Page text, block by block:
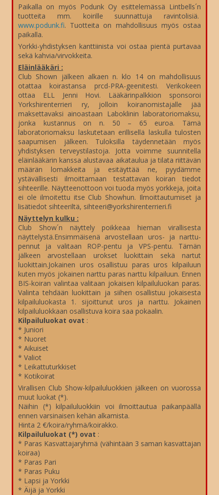
Paikalla on myös Podunk Oy esittelemässä Lintbells´n
tuotteita mm. koirille suunnattuja ravintolisiä.
www.podunk.fi. Tuotteita on mahdollisuus myös ostaa
paikalla.
Yorkki-yhdistyksen kanttiinista voi ostaa pientä purtavaa
sekä kahvia/virvokkeita.
Eläinlääkäri :
Club Shown jälkeen alkaen n. klo 14 on mahdollisuus
otattaa koirastansa prcd-PRA-geenitesti. Verikokeen
ottaa ELL Jenni Hovi. Lääkärinpalkkion sponsoroi
Yorkshirenterrieri ry, jolloin koiranomistajalle jää
maksettavaksi ainoastaan Laboklinin laboratoriomaksu,
jonka kustannus on n. 50 – 65 euroa. Tämä
laboratoriomaksu laskutetaan erillisellä laskulla tulosten
saapumisen jälkeen. Tuloksilla täydennetään myös
yhdistyksen terveystilastoja. Jotta voimme suunnitella
eläinlääkärin kanssa alustavaa aikataulua ja tilata riittävän
määrän lomakkeita ja esitäyttää ne, pyydämme
ystävällisesti ilmoittamaan testattavan koiran tiedot
sihteerille. Näytteenottoon voi tuoda myös yorkkeja, joita
ei ole ilmoitettu itse Club Showhun. Ilmoittautumiset ja
lisätiedot sihteeriltä, sihteeri@yorkshirenterrieri.fi
Näyttelyn kulku :
Club Show´n näyttely poikkeaa hieman virallisesta
näyttelystä.Ensimmäisenä arvostellaan uros- ja narttu-
pennut ja valitaan ROP-pentu ja VPS-pentu. Tämän
jälkeen arvostellaan urokset luokittain sekä nartut
luokittain.Jokainen uros osallistuu paras uros kilpailuun
kuten myös jokainen narttu paras narttu kilpailuun. Ennen
BIS-koiran valintaa valitaan jokaisen kilpailuluokan paras.
Valinta tehdään luokittain ja siihen osallistuu jokaisesta
kilpailuluokasta 1. sijoittunut uros ja narttu. Jokainen
kilpailuluokkaan osallistuva koira saa pokaalin.
Kilpailuluokat ovat :
* Juniori
* Nuoret
* Aikuiset
* Valiot
* Leikattuturkkiset
* Kotikoirat
Virallisen Club Show-kilpailuluokkien jälkeen on vuorossa
muut luokat (*).
Näihin (*) kilpailuluokkiin voi ilmoittautua paikanpäällä
ennen varsinaisen kehän alkamista.
Hinta 2 €/koira/ryhmä/koirakko.
Kilpailuluokat (*) ovat :
* Paras Kasvattajaryhmä (vähintään 3 saman kasvattajan
koiraa)
* Paras Pari
* Paras Puku
* Lapsi ja Yorkki
* Äijä ja Yorkki